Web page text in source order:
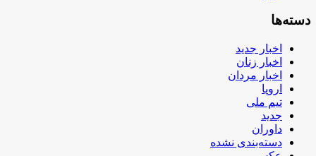
دسته‌ها
اخبار جدید
اخبار زنان
اخبار مردان
اروپا
تیم ملی
جدید
داوران
دسته‌بندی نشده